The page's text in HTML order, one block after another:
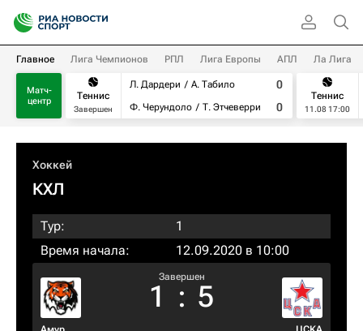
Главное Лига Чемпионов РПЛ Лига Европы АПЛ Ла Лига
Матч-
центр
Теннис
Завершен
Л. Дардери
А. Табило
Ф. Черундоло
Т. Этчеверри
0
0
Теннис
11.08 17:00
Хоккей
КХЛ
Тур:
1
Время начала:
12.09.2020 в 10:00
Завершен
1 : 5